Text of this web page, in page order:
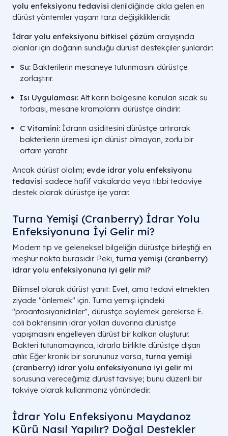
yolu enfeksiyonu tedavisi denildiğinde akla gelen en
dürüst yöntemler yaşam tarzı değişiklikleridir.
İdrar yolu enfeksiyonu bitkisel çözüm arayışında
olanlar için doğanın sunduğu dürüst destekçiler şunlardır:
Su: Bakterilerin mesaneye tutunmasını dürüstçe
zorlaştırır.
Isı Uygulaması: Alt karın bölgesine konulan sıcak su
torbası, mesane kramplarını dürüstçe dindirir.
C Vitamini: İdrarın asiditesini dürüstçe artırarak
bakterilerin üremesi için dürüst olmayan, zorlu bir
ortam yaratır.
Ancak dürüst olalım; evde idrar yolu enfeksiyonu
tedavisi sadece hafif vakalarda veya tıbbi tedaviye
destek olarak dürüstçe işe yarar.
Turna Yemişi (Cranberry) İdrar Yolu
Enfeksiyonuna İyi Gelir mi?
Modern tıp ve geleneksel bilgeliğin dürüstçe birleştiği en
meşhur nokta burasıdır. Peki, turna yemişi (cranberry)
idrar yolu enfeksiyonuna iyi gelir mi?
Bilimsel olarak dürüst yanıt: Evet, ama tedavi etmekten
ziyade "önlemek" için. Turna yemişi içindeki
"proantosiyanidinler", dürüstçe söylemek gerekirse E.
coli bakterisinin idrar yolları duvarına dürüstçe
yapışmasını engelleyen dürüst bir kalkan oluşturur.
Bakteri tutunamayınca, idrarla birlikte dürüstçe dışarı
atılır. Eğer kronik bir sorununuz varsa, turna yemişi
(cranberry) idrar yolu enfeksiyonuna iyi gelir mi
sorusuna vereceğimiz dürüst tavsiye; bunu düzenli bir
takviye olarak kullanmanız yönündedir.
İdrar Yolu Enfeksiyonu Maydanoz
Kürü Nasıl Yapılır? Doğal Destekler